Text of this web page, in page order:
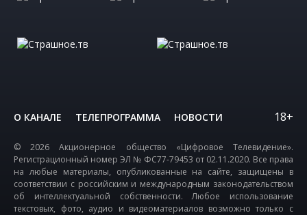
О КАНАЛЕ ТЕЛЕПРОГРАММА НОВОСТИ 18+
© 2026 Акционерное общество «Цифровое Телевидение».
Регистрационный номер ЭЛ № ФС77-79453 от 02.11.2020. Все права
на любые материалы, опубликованные на сайте, защищены в
соответствии с российским и международным законодательством
об интеллектуальной собственности. Любое использование
текстовых, фото, аудио и видеоматериалов возможно только с